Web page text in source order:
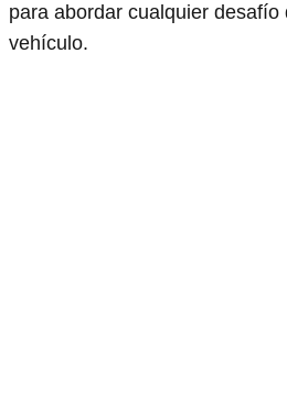
para abordar cualquier desafío
vehículo.